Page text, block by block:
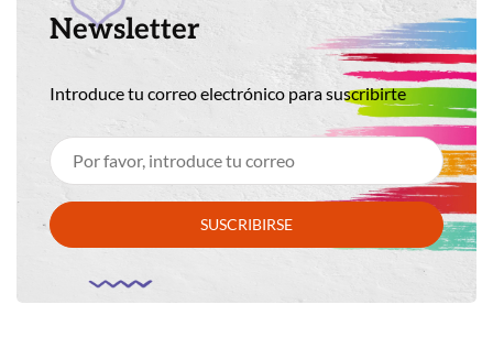
Newsletter
Introduce tu correo electrónico para suscribirte
SUSCRIBIRSE